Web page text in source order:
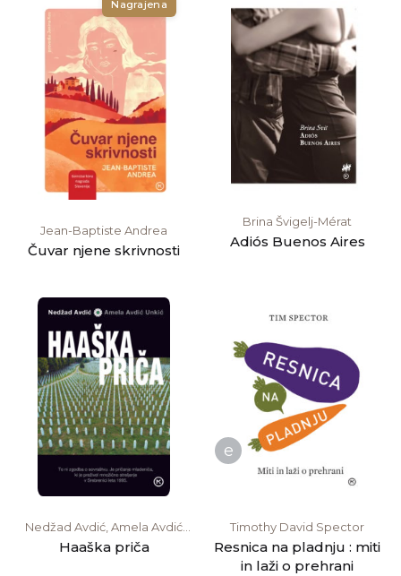
Nagrajena
Jean-Baptiste Andrea
Čuvar njene skrivnosti
Brina Švigelj-Mérat
Adiós Buenos Aires
Nedžad Avdić, Amela Avdić
Unkić
Haaška priča
e
Timothy David Spector
Resnica na pladnju : miti
in laži o prehrani